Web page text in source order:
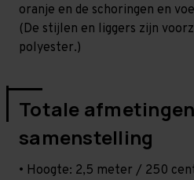
oranje en de schoringen en
(De stijlen en liggers zijn
polyester.)
Totale
samenstelling
• Hoogte: 2,5 meter / 250